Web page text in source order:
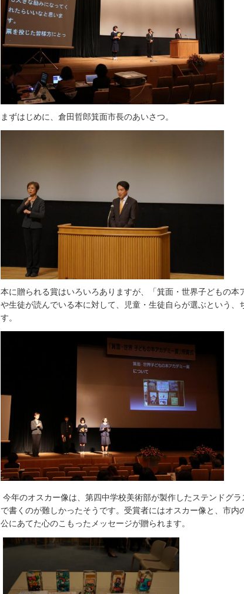
まずはじめに、倉田哲郎箕面市長のあいさつ。
本に贈られる賞はいろいろありますが、「箕面・世界子どもの本
や生徒が読んでいる本に対して、児童・生徒自らが選ぶという、
す。
今年のオスカー像は、第四中学校美術部が製作したステンドグ
で書くのが難しかったそうです。受賞者にはオスカー像と、市内
公にあてた心のこもったメッセージが贈られます。